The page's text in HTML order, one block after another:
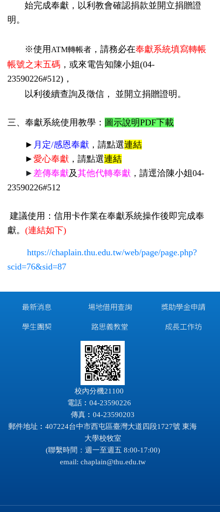
始完成奉獻，以利教會確認捐款並開立捐贈證
明。
※使用 ATM轉帳者 ， 請務必在奉獻系統填寫轉帳
帳號之末五碼 ，或來電告知 陳小姐(04-
23590226#512)，
以利後續查詢及徵信， 並開立捐贈證明。
三、奉獻系統使用教學： 圖示說明PDF下載
► 月定/感恩奉獻 ，請點選連結
► 愛心奉獻 ，請點選連結
► 差傳奉獻及其他代轉奉獻 ，請逕洽陳小姐04-
23590226#512
建議使用：信用卡作業在奉獻系統操作後即完成奉
獻。 (連結如下)
https://chaplain.thu.edu.tw/web/page/page.php?
scid=76&sid=87
最新消息
學生團契
場地借用查詢
路思義教堂
獎助學金申請
成長工作坊
校內分機21100
電話︰04-23590226
傳真︰04-23590203
郵件地址︰407224台中市西屯區臺灣大道四段1727號 東海
大學校牧室
(聯繫時間：週一至週五 8:00-17:00)
email: chaplain@thu.edu.tw